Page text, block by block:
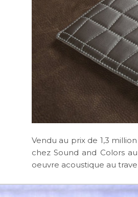
Vendu au prix de 1,3
chez Sound and Colors
oeuvre acoustique au